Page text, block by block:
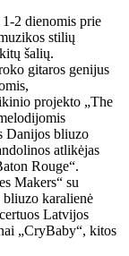
2 dienomis prie
stilių
šalių.
gitaros genijus
projekto „The
Danijos bliuzo
atlikėjas
Rouge“.
Makers“ su
karalienė
Latvijos
„CryBaby“, kitos